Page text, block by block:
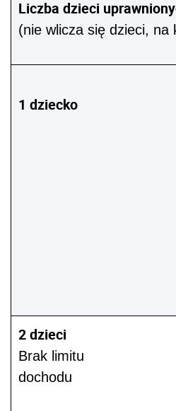
Liczba dzieci
(nie wlicza się dzieci, na
1 dziecko
2 dzieci
Brak limitu
dochodu